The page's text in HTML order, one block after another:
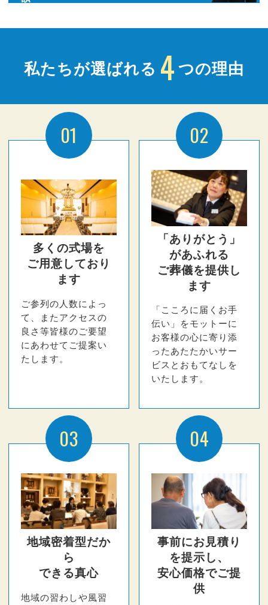
私たちが選ばれる 4 つの理由
01
多くの式場を
ご用意しており
ます
ご参列の人数によっ
て、またアクセスの
良さ等皆様のご要望
にあわせてご提案い
たします。
02
「ありがとう」
があふれる
ご葬儀を提供し
ます
「こころに届くお手
伝い」をモットーに
お客様の心に寄り添
ったあたたかいサー
ビスとおもてなしを
いたします。
03
地域密着型だか
ら
できる真心
地域の習わしや風習
04
事前にお見積り
を提示し、
安心価格でご提
供